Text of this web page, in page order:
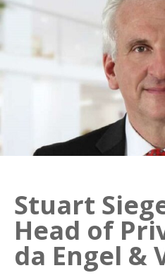
Stuart
Head of
da Engel &